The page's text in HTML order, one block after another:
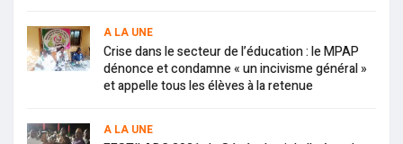
A LA UNE
Crise dans le secteur de l’éducation : le MPAP
dénonce et condamne « un incivisme général »
et appelle tous les élèves à la retenue
A LA UNE